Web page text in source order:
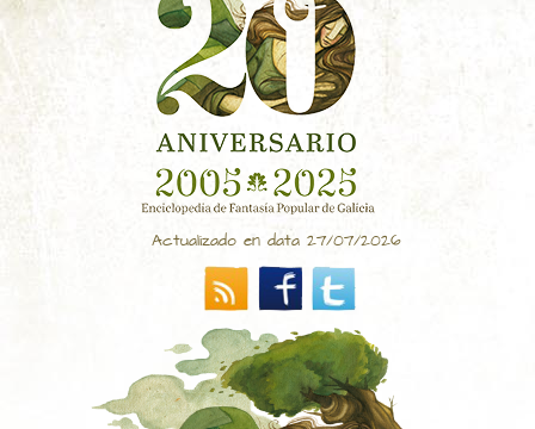
Actualizado en data 27/07/2026